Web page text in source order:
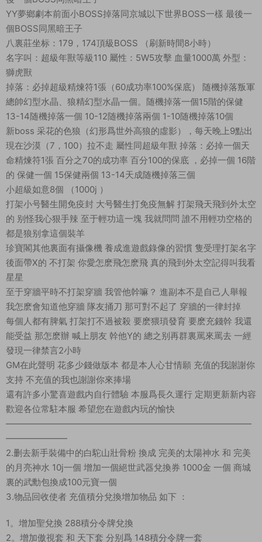
YY夢鄉劇本前面小BOSS掉落同京城以下世界BOSS一樣 最後一
個BOSS同黑暗王子
八裏莊坐标：179，174頂級BOSS （刷新時間8小時）
名字叫：超級年獸等級110 屬性：5W5攻擊 血量1000萬 外型：
獅虎獸
掉落：必掉超級精煉符1張（60成功率100%保底） 随機掉落叛軍
總帥幻型水晶、狼精幻型水晶一個。随機掉落一個15階的保健
13-14随機掉落一個 10-12随機掉落兩個 1-10随機掉落10個
新boss 采花的色狼（幻形爲世外高狼的虛影），每天晚上9點出
現在沙漠（7，100）拉不走 屬性同超級年獸 掉落：必掉一個天
命精煉符1張 百分之70的成功率 百分100的保底 ，必掉一個 16階
的 保健一個 15保健兩個 13-14天成随機掉落三個
小超級如意8個 （1000j ）
打架小号醫生開免疫封 大号醫生打免疫無解 打架飛天飛到外太空
的 别怪我心狠手辣 至于輕功這一塊 我就問問 誰不用輕功空格的
都是狼别拿這個裝羊
珍寶閣其他裏面有攝像機 養成進遊戲錄像的習慣 隻受理打架名字
後面帶X的 不打架 你愛怎麽飛怎麽飛 真的飛到外太空記得叫我看
星星
至于穿牆平時不打架穿牆 我管他幹嘛？ 進副本不是自己人舉報
我怎麽會知道他穿牆 隊友捅刀 那可對不起了 穿牆的一律封掉
每個人都有脾氣 打架打不過被殺 要麽猥瑣發育 要麽充錢幹 我還
能受益 那怎麽辦 喊上朋友 幹他Y的 總之别再群裏罵來罵去 一經
發現一律禁言2小時
GM在此聲明 花多少錢做版本 都是本人心甘情願 充值的我謝謝你
支持 不充值的我也謝謝你來捧場
還有許多小驚喜遊戲内自行體驗 本服爲長久運行 定期更新新内容
歡迎各位常駐本服 希望您在遊戲内玩的愉快
————————————————————————————
———————
2.删去新手裝備中的白駝山壯骨粉 換成 完美的太陽神水 和 完美
的月亮神水 10j一個 增加一個絕世武器兌換券 1000金 一個 商城
裏的武勳包換成100元寶一個
3.物品回收使者 充值積分兌換增加物品 如下 ：
1。增加聖兌換 288積分令牌兌換
2。增加傲視套 和 天下套 分别爲 148積分令牌一套